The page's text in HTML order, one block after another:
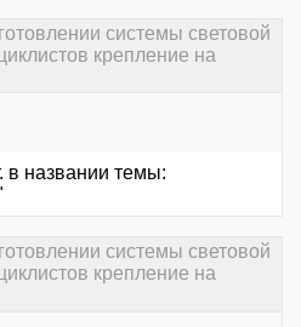
системы световой
крепление на
в названии темы:
системы световой
крепление на